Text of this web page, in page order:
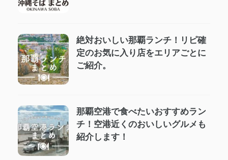
絶対おいしい那覇ランチ！リピ確
定のお気に入り店をエリアごとに
ご紹介。
那覇空港で食べたいおすすめラン
チ！空港近くのおいしいグルメも
紹介します！